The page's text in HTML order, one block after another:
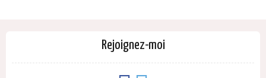
Rejoignez-moi